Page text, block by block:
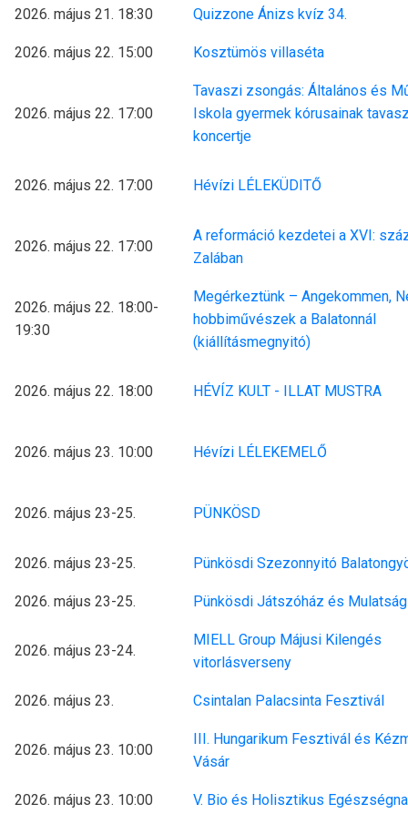
2026. május 21. 18:30 Quizzone Ánizs kvíz 34.
2026. május 22. 15:00 Kosztümös villaséta
2026. május 22. 17:00
Tavaszi zsongás: Általános és
Iskola gyermek kórusainak
koncertje
2026. május 22. 17:00 Hévízi LÉLEKÜDITŐ
2026. május 22. 17:00
A reformáció kezdetei a XVI:
Zalában
2026. május 22. 18:00-
19:30
Megérkeztünk – Angekommen,
hobbiművészek a Balatonnál
(kiállításmegnyitó)
2026. május 22. 18:00 HÉVÍZ KULT - ILLAT MUSTRA
2026. május 23. 10:00 Hévízi LÉLEKEMELŐ
2026. május 23-25. PÜNKÖSD
2026. május 23-25. Pünkösdi Szezonnyitó
2026. május 23-25. Pünkösdi Játszóház és Mulatság
2026. május 23-24.
MIELL Group Májusi Kilengés
vitorlásverseny
2026. május 23. Csintalan Palacsinta Fesztivál
2026. május 23. 10:00
III. Hungarikum Fesztivál és
Vásár
2026. május 23. 10:00 V. Bio és Holisztikus